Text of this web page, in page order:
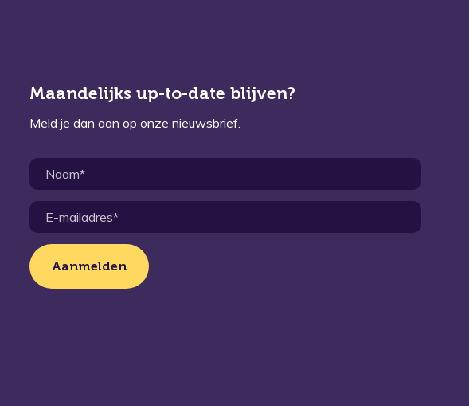
Maandelijks up-to-date blijven?
Meld je dan aan op onze nieuwsbrief.
Aanmelden